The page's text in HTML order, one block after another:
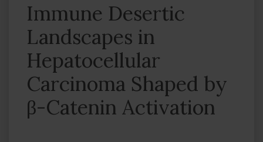
Immune Desertic
Landscapes in
Hepatocellular
Carcinoma Shaped by
β-Catenin Activation